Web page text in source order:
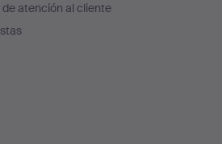
atención al cliente